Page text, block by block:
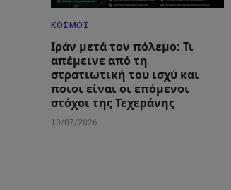
ΚΌΣΜΟΣ
Ιράν μετά τον πόλεμο: Τι
απέμεινε από τη
στρατιωτική του ισχύ και
ποιοι είναι οι επόμενοι
στόχοι της Τεχεράνης
10/07/2026